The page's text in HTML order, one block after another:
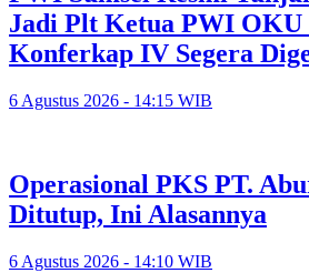
Jadi Plt Ketua PWI OKU
Konferkap IV Segera
6 Agustus 2026 - 14:15 WIB
Operasional PKS PT.
Ditutup, Ini Alasannya
6 Agustus 2026 - 14:10 WIB